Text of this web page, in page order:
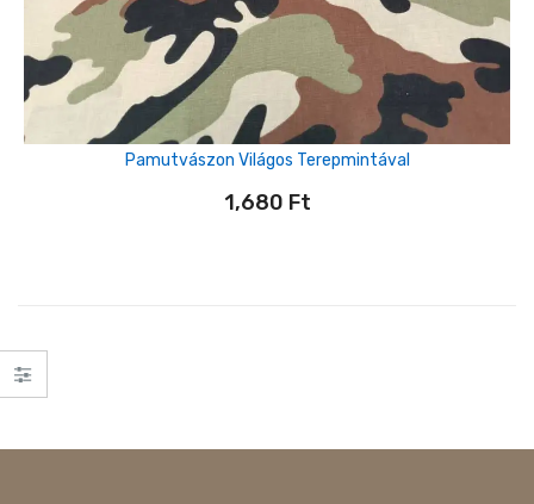
Pamutvászon Világos Terepmintával
1,680 Ft